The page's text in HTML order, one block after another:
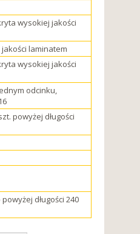
wysokiej jakości
laminatem
wysokiej jakości
odcinku,
powyżej długości
długości 240